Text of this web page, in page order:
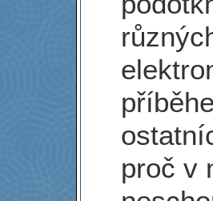
proč v